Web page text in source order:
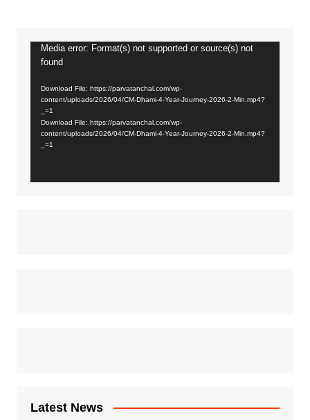
Video
Player
Media error: Format(s) not supported or source(s) not
found
Download File: https://parvatanchal.com/wp-
content/uploads/2026/04/CM-Dhami-4-Year-Journey-2026-2-Min.mp4?
_=1
Download File: https://parvatanchal.com/wp-
content/uploads/2026/04/CM-Dhami-4-Year-Journey-2026-2-Min.mp4?
_=1
Latest News